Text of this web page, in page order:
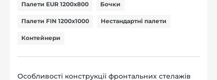
Палети EUR 1200x800 Бочки
Палети FIN 1200x1000 Нестандартні палети
Контейнери
Особливості конструкції фронтальних стелажів